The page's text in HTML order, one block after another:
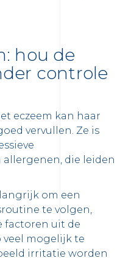
hou de
controle
eczeem kan haar
vervullen. Ze is
die leiden
om een
te volgen,
factoren uit de
veel mogelijk te
irritatie worden